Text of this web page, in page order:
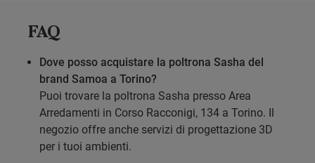
FAQ
Dove posso acquistare la poltrona Sasha del
brand Samoa a Torino?
Puoi trovare la poltrona Sasha presso Area
Arredamenti in Corso Racconigi, 134 a Torino. Il
negozio offre anche servizi di progettazione 3D
per i tuoi ambienti.